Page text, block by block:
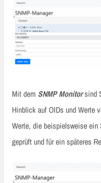
Mit dem SNMP Monitorsind
Hinblick auf OIDs und Werte
Werte, die beispielsweise
geprüft und für ein späteres